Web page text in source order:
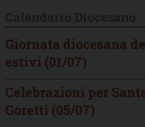
Giornata diocesana
estivi (01/07)
Celebrazioni per
Goretti (05/07)